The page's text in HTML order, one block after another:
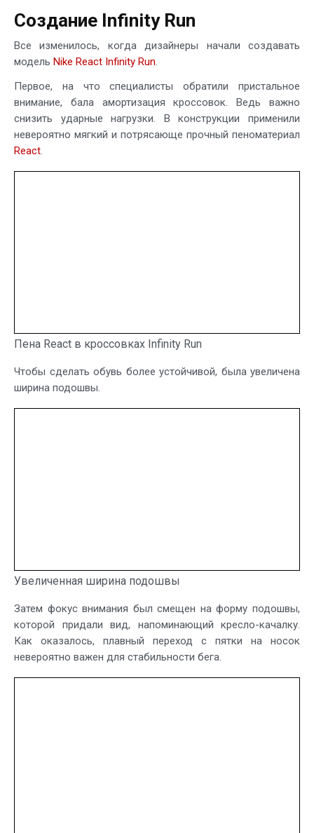
Создание Infinity Run
Все изменилось, когда дизайнеры начали создавать
модель Nike React Infinity Run
Первое, на что специалисты обратили пристальное
внимание, бала амортизация кроссовок. Ведь важно
снизить ударные нагрузки. В конструкции применили
невероятно мягкий и потрясающе прочный пеноматериал
React
Пена React в кроссовках Infinity Run
Чтобы сделать обувь более устойчивой, была увеличена
ширина подошвы.
Увеличенная ширина подошвы
Затем фокус внимания был смещен на форму подошвы,
которой придали вид, напоминающий кресло-качалку.
Как оказалось, плавный переход с пятки на носок
невероятно важен для стабильности бега.